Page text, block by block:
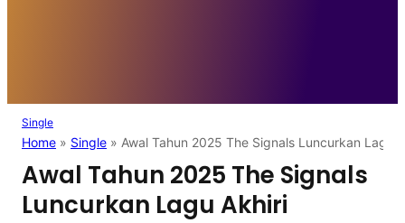
Single
Home » Single » Awal Tahun 2025 The Signals Luncurkan Lagu
Awal Tahun 2025 The Signals
Luncurkan Lagu Akhiri